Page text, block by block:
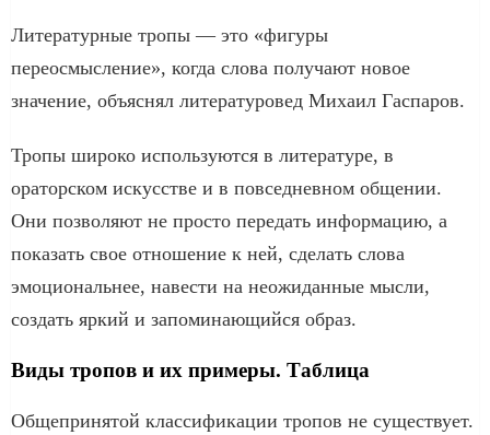
Литературные тропы — это «фигуры
переосмысление», когда слова получают новое
значение, объяснял литературовед Михаил Гаспаров.
Тропы широко используются в литературе, в
ораторском искусстве и в повседневном общении.
Они позволяют не просто передать информацию, а
показать свое отношение к ней, сделать слова
эмоциональнее, навести на неожиданные мысли,
создать яркий и запоминающийся образ.
Виды тропов и их примеры. Таблица
Общепринятой классификации тропов не существует.